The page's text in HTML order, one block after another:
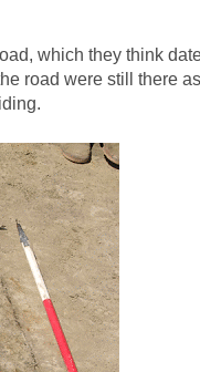
which they think
road were still there as